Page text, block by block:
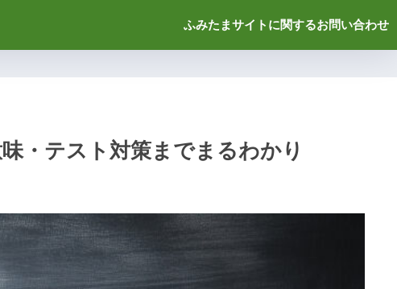
ふみたまサイトに関するお問い合わせ
・テスト対策までまるわかり